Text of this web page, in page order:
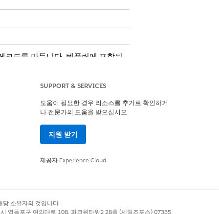
코드를 만듭니다. 템플릿에 포함된
SUPPORT & SERVICES
도움이 필요한 경우 리소스를 추가로 확인하거
나 전문가의 도움을 받으십시오.
지원 받기
제공자 Experience Cloud
소유자의 것입니다.
영등포구 여의대로 108, 파크원타워2 28층 (세일즈포스) 07335